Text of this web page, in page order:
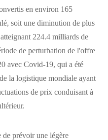
en environ 165
soit une diminution de plus
224.4 milliards de
de perturbation de l'offre
avec Covid-19, qui a été
la logistique mondiale ayant
de prix conduisant à
de prévoir une légère